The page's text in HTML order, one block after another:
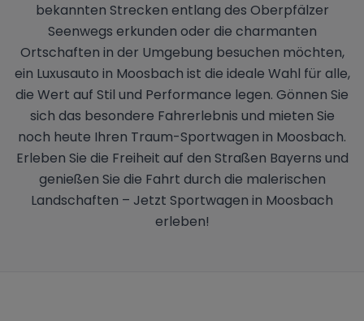
bekannten Strecken entlang des Oberpfälzer
Seenwegs erkunden oder die charmanten
Ortschaften in der Umgebung besuchen möchten,
ein Luxusauto in Moosbach ist die ideale Wahl für alle,
die Wert auf Stil und Performance legen. Gönnen Sie
sich das besondere Fahrerlebnis und mieten Sie
noch heute Ihren Traum-Sportwagen in Moosbach.
Erleben Sie die Freiheit auf den Straßen Bayerns und
genießen Sie die Fahrt durch die malerischen
Landschaften – Jetzt Sportwagen in Moosbach
erleben!